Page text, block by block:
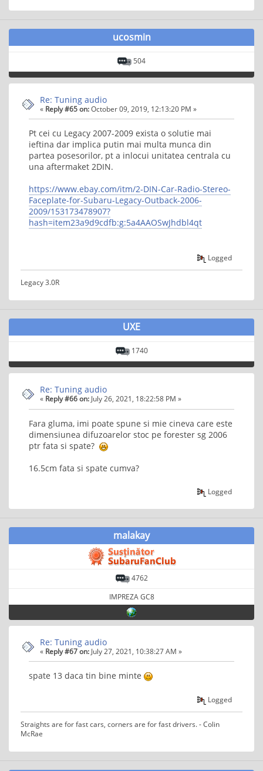
ucosmin
504
Re: Tuning audio
« Reply #65 on:October 09, 2019, 12:13:20 PM »
Pt cei cu Legacy 2007-2009 exista o solutie mai
ieftina dar implica putin mai multa munca din
partea posesorilor, pt a inlocui unitatea centrala cu
una aftermaket 2DIN.
https://www.ebay.com/itm/2-DIN-Car-Radio-Stereo-
Faceplate-for-Subaru-Legacy-Outback-2006-
2009/153173478907?
hash=item23a9d9cdfb:g:5a4AAOSwJhdbl4qt
Logged
Legacy 3.0R
UXE
1740
Re: Tuning audio
« Reply #66 on: July 26, 2021, 18:22:58 PM »
Fara gluma, imi poate spune si mie cineva care este
dimensiunea difuzoarelor stoc pe forester sg 2006
ptr fata si spate?
16.5cm fata si spate cumva?
Logged
malakay
4762
IMPREZA GC8
Re: Tuning audio
« Reply #67 on: July 27, 2021, 10:38:27 AM »
spate 13 daca tin bine minte
Logged
Straights are for fast cars, corners are for fast drivers. - Colin
McRae